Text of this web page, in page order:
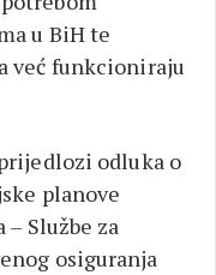
u BiH te
već funkcioniraju
odluka o
planove
Službe za
osiguranja